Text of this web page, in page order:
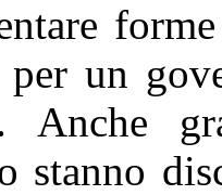
per un
Anche
stanno